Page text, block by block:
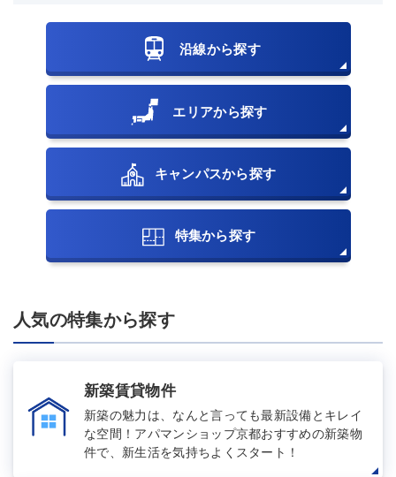
沿線から探す
エリアから探す
キャンパスから探す
特集から探す
人気の特集から探す
新築賃貸物件
新築の魅力は、なんと言っても最新設備とキレイ
な空間！アパマンショップ京都おすすめの新築物
件で、新生活を気持ちよくスタート！